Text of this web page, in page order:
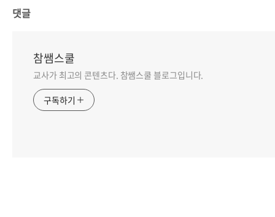
댓글
참쌤스쿨
교사가 최고의 콘텐츠다. 참쌤스쿨 블로그입니다.
구독하기